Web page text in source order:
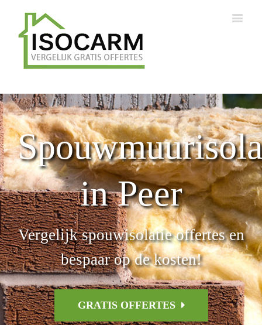
in Peer
Vergelijk spouwisolatie offertes en
bespaar op de kosten!
GRATIS OFFERTES